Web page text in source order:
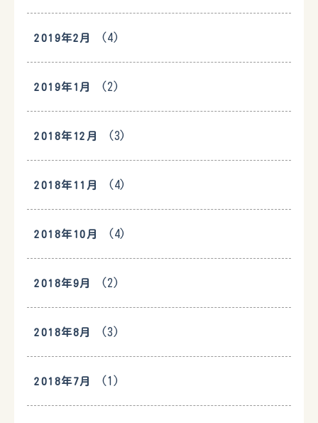
2019年2月 (4)
2019年1月 (2)
2018年12月 (3)
2018年11月 (4)
2018年10月 (4)
2018年9月 (2)
2018年8月 (3)
2018年7月 (1)